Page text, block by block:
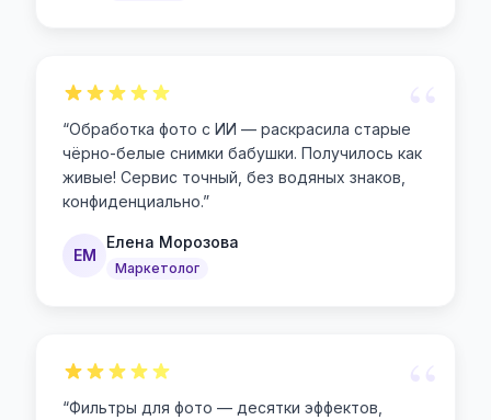
“
“Обработка фото с ИИ — раскрасила старые
чёрно-белые снимки бабушки. Получилось как
живые! Сервис точный, без водяных знаков,
конфиденциально.”
ЕМ
Елена Морозова
Маркетолог
“Фильтры для фото — десятки эффектов,